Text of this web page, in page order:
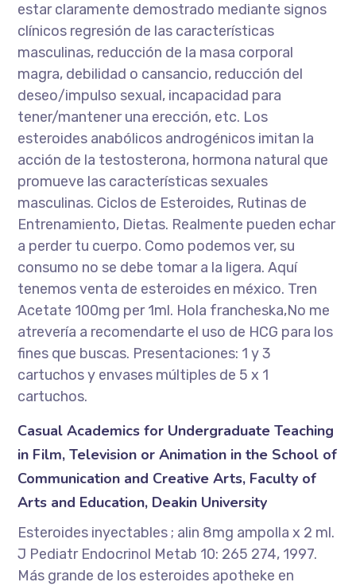
estar claramente demostrado mediante signos
clínicos regresión de las características
masculinas, reducción de la masa corporal
magra, debilidad o cansancio, reducción del
deseo/impulso sexual, incapacidad para
tener/mantener una erección, etc. Los
esteroides anabólicos androgénicos imitan la
acción de la testosterona, hormona natural que
promueve las características sexuales
masculinas. Ciclos de Esteroides, Rutinas de
Entrenamiento, Dietas. Realmente pueden echar
a perder tu cuerpo. Como podemos ver, su
consumo no se debe tomar a la ligera. Aquí
tenemos venta de esteroides en méxico. Tren
Acetate 100mg per 1ml. Hola francheska,No me
atrevería a recomendarte el uso de HCG para los
fines que buscas. Presentaciones: 1 y 3
cartuchos y envases múltiples de 5 x 1
cartuchos.
Casual Academics for Undergraduate Teaching
in Film, Television or Animation in the School of
Communication and Creative Arts, Faculty of
Arts and Education, Deakin University
Esteroides inyectables ; alin 8mg ampolla x 2 ml.
J Pediatr Endocrinol Metab 10: 265 274, 1997.
Más grande de los esteroides apotheke en